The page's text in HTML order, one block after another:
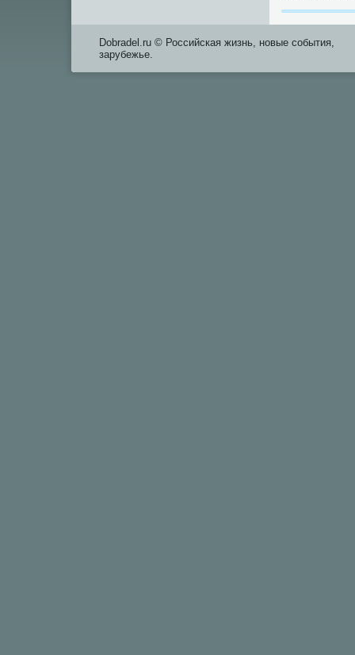
Dobradel.ru © Российская жизнь, новые события,
зарубежье.